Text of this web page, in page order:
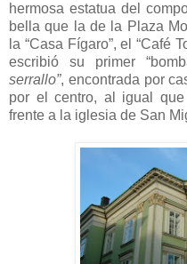
hermosa estatua del
bella que la de la Plaza
la “Casa Fígaro”, el “Café
escribió su primer
serrallo”, encontrada por
por el centro, al igual
frente a la iglesia de San